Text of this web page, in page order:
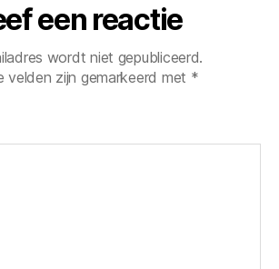
een reactie
wordt niet gepubliceerd.
velden zijn gemarkeerd met *